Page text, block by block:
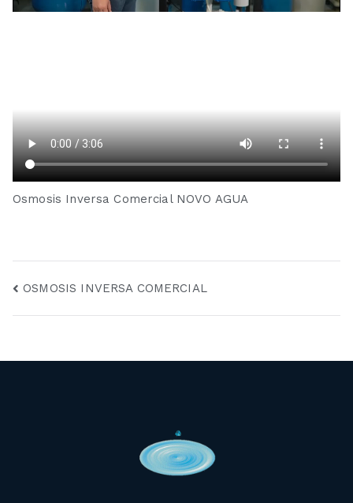
Osmosis Inversa Comercial NOVO AGUA
Navegación
de
entradas
OSMOSIS INVERSA COMERCIAL